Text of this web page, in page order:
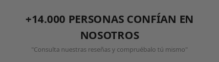
+14.000 PERSONAS CONFÍAN EN
NOSOTROS
"Consulta nuestras reseñas y compruébalo tú mismo"